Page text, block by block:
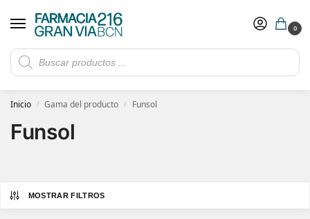
0
Rebajas de verano hasta -30%
​ 5€ de descuento con el cupón 5GRANVIA (compras superiores a 150€)
Inicio / Gama del producto / Funsol
Funsol
MOSTRAR FILTROS